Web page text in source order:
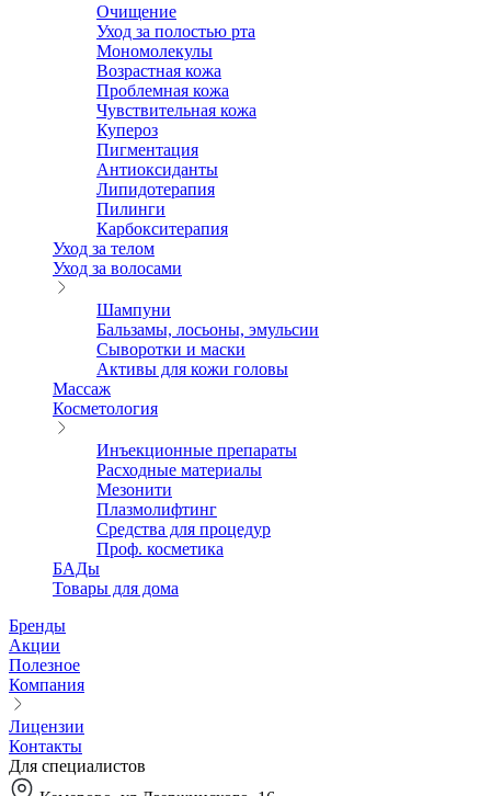
Очищение
Уход за полостью рта
Мономолекулы
Возрастная кожа
Проблемная кожа
Чувствительная кожа
Купероз
Пигментация
Антиоксиданты
Липидотерапия
Пилинги
Карбокситерапия
Уход за телом
Уход за волосами
Шампуни
Бальзамы, лосьоны, эмульсии
Сыворотки и маски
Активы для кожи головы
Массаж
Косметология
Инъекционные препараты
Расходные материалы
Мезонити
Плазмолифтинг
Средства для процедур
Проф. косметика
БАДы
Товары для дома
Бренды
Акции
Полезное
Компания
Лицензии
Контакты
Для специалистов